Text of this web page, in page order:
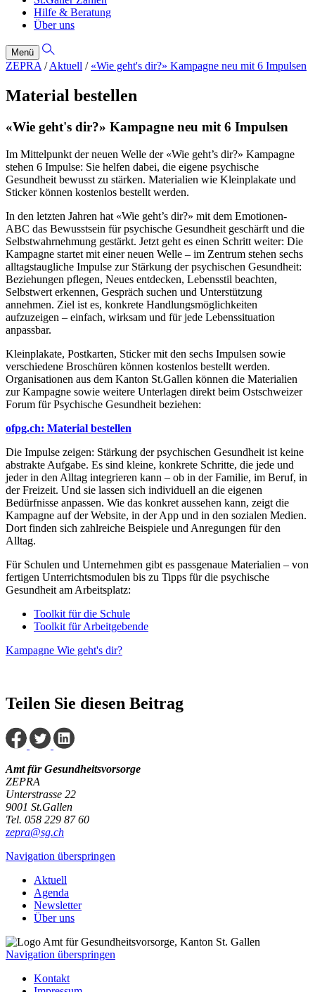
Hilfe & Beratung
Über uns
Menü
ZEPRA / Aktuell / «Wie geht's dir?» Kampagne neu mit 6 Impulsen
Material bestellen
«Wie geht's dir?» Kampagne neu mit 6 Impulsen
Im Mittelpunkt der neuen Welle der «Wie geht’s dir?» Kampagne
stehen 6 Impulse: Sie helfen dabei, die eigene psychische
Gesundheit bewusst zu stärken. Materialien wie Kleinplakate und
Sticker können kostenlos bestellt werden.
In den letzten Jahren hat «Wie geht’s dir?» mit dem Emotionen-
ABC das Bewusstsein für psychische Gesundheit geschärft und die
Selbstwahrnehmung gestärkt. Jetzt geht es einen Schritt weiter: Die
Kampagne startet mit einer neuen Welle – im Zentrum stehen sechs
alltagstaugliche Impulse zur Stärkung der psychischen Gesundheit:
Beziehungen pflegen, Neues entdecken, Lebensstil beachten,
Selbstwert erkennen, Gespräch suchen und Unterstützung
annehmen. Ziel ist es, konkrete Handlungsmöglichkeiten
aufzuzeigen – einfach, wirksam und für jede Lebenssituation
anpassbar.
Kleinplakate, Postkarten, Sticker mit den sechs Impulsen sowie
verschiedene Broschüren können kostenlos bestellt werden.
Organisationen aus dem Kanton St.Gallen können die Materialien
zur Kampagne sowie weitere Unterlagen direkt beim Ostschweizer
Forum für Psychische Gesundheit beziehen:
ofpg.ch: Material bestellen
Die Impulse zeigen: Stärkung der psychischen Gesundheit ist keine
abstrakte Aufgabe. Es sind kleine, konkrete Schritte, die jede und
jeder in den Alltag integrieren kann – ob in der Familie, im Beruf, in
der Freizeit. Und sie lassen sich individuell an die eigenen
Bedürfnisse anpassen. Wie das konkret aussehen kann, zeigt die
Kampagne auf der Website, in der App und in den sozialen Medien.
Dort finden sich zahlreiche Beispiele und Anregungen für den
Alltag.
Für Schulen und Unternehmen gibt es passgenaue Materialien – von
fertigen Unterrichtsmodulen bis zu Tipps für die psychische
Gesundheit am Arbeitsplatz:
Toolkit für die Schule
Toolkit für Arbeitgebende
Kampagne Wie geht's dir?
Teilen Sie diesen Beitrag
Amt für Gesundheitsvorsorge
ZEPRA
Unterstrasse 22
9001 St.Gallen
Tel. 058 229 87 60
zepra@sg.ch
Navigation überspringen
Aktuell
Agenda
Newsletter
Über uns
Navigation überspringen
Kontakt